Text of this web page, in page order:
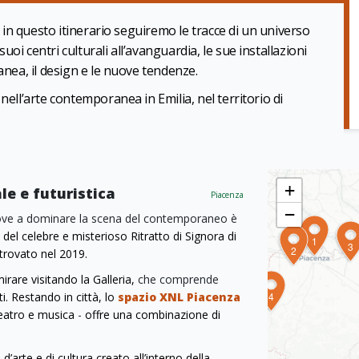
questo itinerario seguiremo le tracce di un universo
centri culturali all’avanguardia, le sue installazioni
il design e le nuove tendenze.
contemporanea in Emilia, nel territorio di
e futuristica Piacenza
a dominare la scena del contemporaneo è
celebre e misterioso Ritratto di Signora di
nel 2019.
visitando la Galleria, che comprende
Restando in città, lo spazio XNL Piacenza
e musica - offre una combinazione di
1
2 3
4
+
−